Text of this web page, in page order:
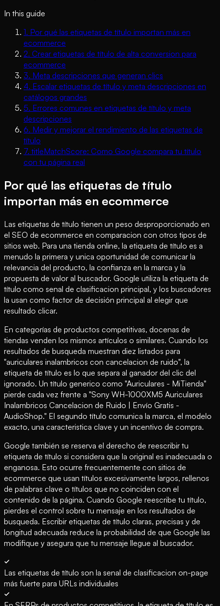
In this guide
1. Por qué las etiquetas de título importan más en
ecommerce
2. Crear etiquetas de título de alta conversion para
ecommerce
3. Meta descripciones que generan clics
4. Escalar etiquetas de título y meta descripciones en
catálogos grandes
5. Errores comunes en etiquetas de título y meta
descripciones
6. Medir y mejorar el rendimiento de las etiquetas de
título
7. titleMatchScore: Como Google compara tu título
con tu página real
Por qué las etiquetas de título
importan más en ecommerce
Las etiquetas de título tienen un peso desproporcionado en
el SEO de ecommerce en comparacion con otros tipos de
sitios web. Para una tienda online, la etiqueta de título es a
menudo la primera y unica oportunidad de comunicar la
relevancia del producto, la confianza en la marca y la
propuesta de valor al buscador. Google utiliza la etiqueta de
título como senal de clasificacion principal, y los buscadores
la usan como factor de decisión principal al elegir que
resultado clicar.
En categorías de productos competitivas, docenas de
tiendas venden los mismos artículos o similares. Cuando los
resultados de busqueda muestran diez listados para
"auriculares inalambricos con cancelacion de ruido", la
etiqueta de título es lo que separa al ganador del clic del
ignorado. Un título generico como "Auriculares - MiTienda"
pierde cada vez frente a "Sony WH-1000XM5 Auriculares
Inalambricos Cancelacion de Ruido | Envío Gratis -
AudioShop." El segundo título comunica la marca, el modelo
exacto, una caracteristica clave y un incentivo de compra.
Google también se reserva el derecho de reescribir tu
etiqueta de título si considera que la original es inadecuada o
enganosa. Esto ocurre frecuentemente con sitios de
ecommerce que usan títulos excesivamente largos, rellenos
de palabras clave o títulos que no coinciden con el
contenido de la página. Cuando Google reescribe tu título,
pierdes el control sobre tu mensaje en los resultados de
busqueda. Escribir etiquetas de título claras, precisas y de
longitud adecuada reduce la probabilidad de que Google las
modifique y asegura que tu mensaje llegue al buscador.
Las etiquetas de título son la senal de clasificacion on-page
más fuerte para URLs individuales